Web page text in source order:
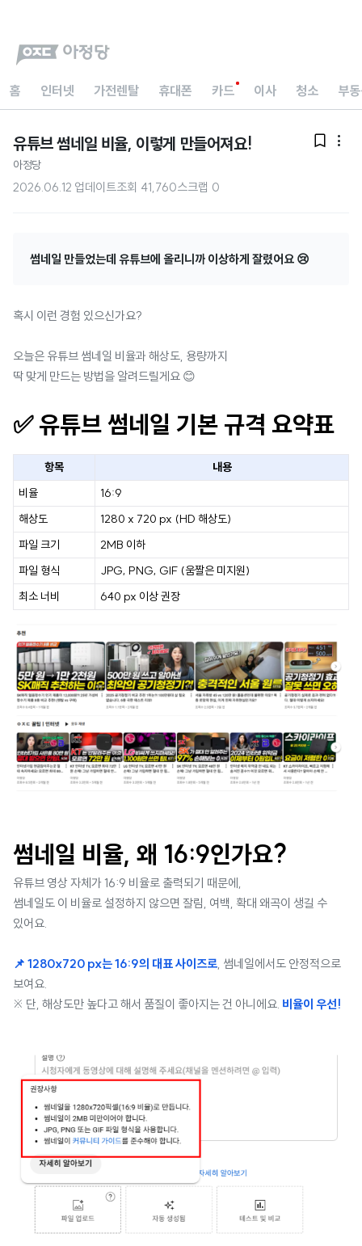
홈 인터넷 가전렌탈 휴대폰 카드 이사 청소 부
유튜브 썸네일 비율, 이렇게 만들어져요!  
아정당
2026.06.12 업데이트조회 41,760스크랩 0
썸네일 만들었는데 유튜브에 올리니까 이상하게 잘렸어요 😢
혹시 이런 경험 있으신가요?
오늘은 유튜브 썸네일 비율과 해상도, 용량까지
딱 맞게 만드는 방법을 알려드릴게요 😊
✅ 유튜브 썸네일 기본 규격 요약표
항목
내용
비율
16:9
해상도
1280 x 720 px (HD 해상도)
파일 크기
2MB 이하
파일 형식
JPG, PNG, GIF (움짤은 미지원)
최소 너비
640 px 이상 권장
썸네일 비율, 왜 16:9인가요?
유튜브 영상 자체가 16:9 비율로 출력되기 때문에,
썸네일도 이 비율로 설정하지 않으면 잘림, 여백, 확대 왜곡이 생길 수
있어요.
📌 1280x720 px는 16:9의 대표 사이즈로, 썸네일에서도 안정적으로
보여요.
※ 단, 해상도만 높다고 해서 품질이 좋아지는 건 아니에요. 비율이 우선!